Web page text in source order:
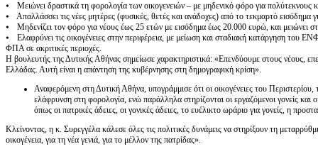
⦁ Μειώνει δραστικά τη φορολογία των οικογενειών – με μηδενικό φόρο για πολύτεκνους
⦁ Απαλλάσσει τις νέες μητέρες (φυσικές, θετές και ανάδοχες) από το τεκμαρτό εισόδημα
⦁ Μηδενίζει τον φόρο για νέους έως 25 ετών με εισόδημα έως 20.000 ευρώ, και μειώνει
⦁ Ελαφρύνει τις οικογένειες στην περιφέρεια, με μείωση και σταδιακή κατάργηση του
ΦΠΑ σε ακριτικές περιοχές.
Η βουλευτής της Δυτικής Αθήνας σημείωσε χαρακτηριστικά: «Επενδύουμε στους νέους,
Ελλάδας. Αυτή είναι η απάντηση της κυβέρνησης στη δημογραφική κρίση».
Αναφερόμενη στη Δυτική Αθήνα, υπογράμμισε ότι οι οικογένειες του
ελάφρυνση στη φορολογία, ενώ παράλληλα στηρίζονται οι εργαζόμενοι γονείς και
όπως οι πατρικές άδειες, οι γονικές άδειες, το ευέλικτο ωράριο για γονείς, η
Κλείνοντας, η κ. Συρεγγέλα κάλεσε όλες τις πολιτικές δυνάμεις να στηρίξουν τη
οικογένεια, για τη νέα γενιά, για το μέλλον της πατρίδας».